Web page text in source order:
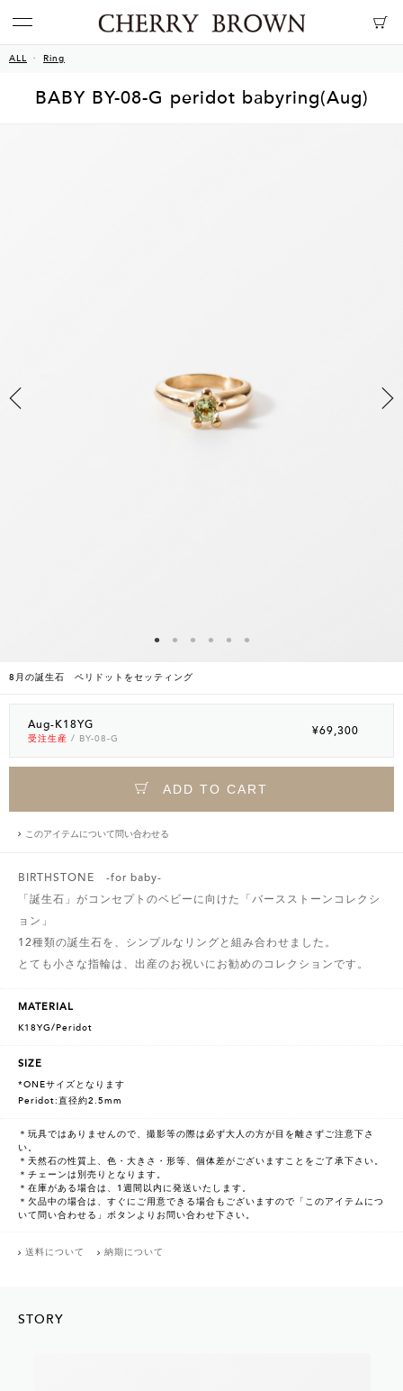
ALL Ring
BABY BY-08-G peridot babyring(Aug)
8月の誕生石 ペリドットをセッティング
Aug-K18YG
受注生産 / BY-08-G
¥69,300
ADD TO CART
このアイテムについて問い合わせる
BIRTHSTONE -for baby-
「誕生石」がコンセプトのベビーに向けた「バースストーンコレクシ
ョン」
12種類の誕生石を、シンプルなリングと組み合わせました。
とても小さな指輪は、出産のお祝いにお勧めのコレクションです。
MATERIAL
K18YG/Peridot
SIZE
*ONEサイズとなります
Peridot:直径約2.5mm
＊玩具ではありませんので、撮影等の際は必ず大人の方が目を離さずご注意下さ
い。
＊天然石の性質上、色・大きさ・形等、個体差がございますことをご了承下さい。
＊チェーンは別売りとなります。
＊在庫がある場合は、1週間以内に発送いたします。
＊欠品中の場合は、すぐにご用意できる場合もございますので「このアイテムにつ
いて問い合わせる」ボタンよりお問い合わせ下さい。
送料について 納期について
STORY